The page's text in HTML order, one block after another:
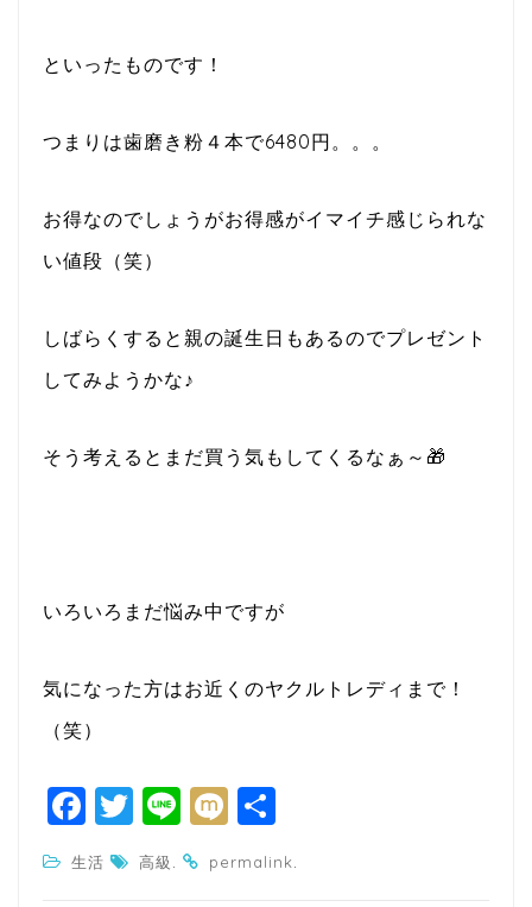
といったものです！
つまりは歯磨き粉４本で6480円。。。
お得なのでしょうがお得感がイマイチ感じられな
い値段（笑）
しばらくすると親の誕生日もあるのでプレゼント
してみようかな♪
そう考えるとまだ買う気もしてくるなぁ～🎁
いろいろまだ悩み中ですが
気になった方はお近くのヤクルトレディまで！
（笑）
F
a
c
T
w
itt
Li
n
e
M
ixi 有
生活 高級 . permalink.